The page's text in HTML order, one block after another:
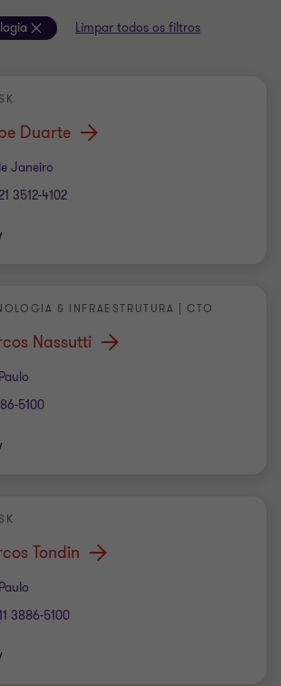
Limpar todos os filtros
Duarte
Janeiro
3512-4102
& INFRAESTRUTURA | CTO
Nassutti
5100
Tondin
3886-5100